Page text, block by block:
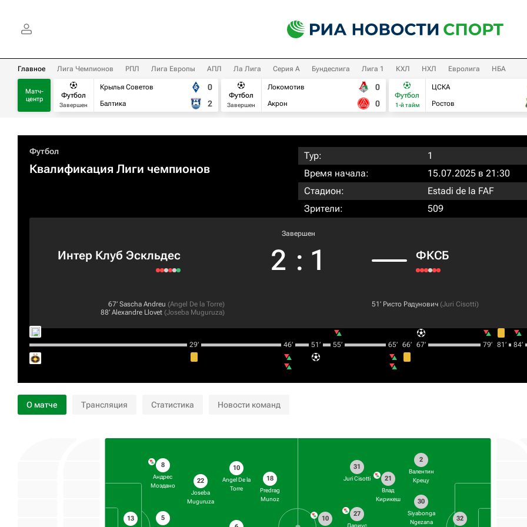
Главное Лига Чемпионов РПЛ Лига Европы АПЛ Ла Лига Серия А Бундеслига Лига 1 КХЛ НХЛ Евролига НБА
Матч-
центр
Футбол
Завершен
Крылья Советов
Балтика
0
2
Футбол
Завершен
Локомотив
Акрон
0
0
Футбол
1-й тайм
ЦСКА
Ростов
Футбол
Квалификация Лиги чемпионов
Тур:
1
Время начала:
15.07.2025 в 21:30
Стадион:
Estadi de la FAF
Зрители:
509
Интер Клуб Эскльдес
Завершен
2 : 1 ФКСБ
67‎’‎ Sascha Andreu (Angel De la Torre)
88‎’‎ Alexandre Llovet (Joseba Muguruza)
51‎’‎ Ристо Радунович (Juri Cisotti)
29‎’‎ 46‎’‎ 51‎’‎ 55‎’‎ 65‎’‎ 66‎’‎ 67‎’‎ 79‎’‎ 81‎’‎ 84‎’‎
О матче Трансляция Статистика Новости команд
13
8
Андрес
Моэдано
5
22
Joseba
Muguruza
10
Angel De la
Torre
18
Predrag
Munoz
32
2
Валентин
Крецу
30
Siyabonga
Ngezana
21
Влад
Кирикеш
31
Juri Cisotti
27
Дариус
10